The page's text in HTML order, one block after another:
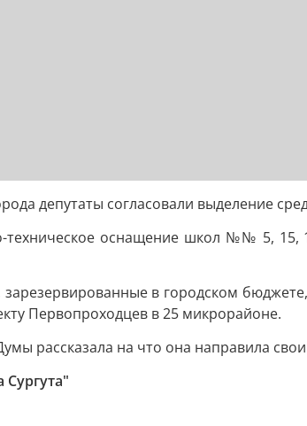
депутаты согласовали выделение
техническое оснащение школ №№ 5,
в городском
Первопроходцев в 25 микрорайоне.
рассказала на что она направила
Сургута"